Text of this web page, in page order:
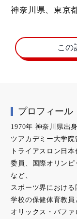
神奈川県、東京
この
プロフィール
1970年 神奈川県出
ツアカデミー大学院
トライアスロン日
委員、国際オリン
など、
スポーツ界におけ
学校の保健体育教員
オリックス・バファ